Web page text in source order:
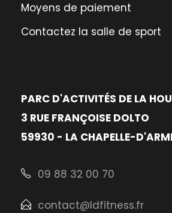
Moyens de paiement
Contactez la salle de sport
PARC D'ACTIVITÉS DE LA
3 RUE FRANÇOISE DOLTO
59930 - LA CHAPELLE-
09 88 32 00 70
contact@ldfitness.fr